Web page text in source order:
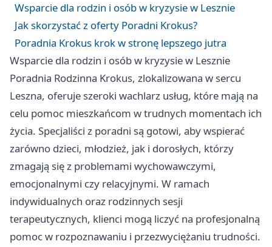
Wsparcie dla rodzin i osób w kryzysie w Lesznie
Jak skorzystać z oferty Poradni Krokus?
Poradnia Krokus krok w stronę lepszego jutra
Wsparcie dla rodzin i osób w kryzysie w Lesznie
Poradnia Rodzinna Krokus, zlokalizowana w sercu
Leszna, oferuje szeroki wachlarz usług, które mają na
celu pomoc mieszkańcom w trudnych momentach ich
życia. Specjaliści z poradni są gotowi, aby wspierać
zarówno dzieci, młodzież, jak i dorosłych, którzy
zmagają się z problemami wychowawczymi,
emocjonalnymi czy relacyjnymi. W ramach
indywidualnych oraz rodzinnych sesji
terapeutycznych, klienci mogą liczyć na profesjonalną
pomoc w rozpoznawaniu i przezwyciężaniu trudności.